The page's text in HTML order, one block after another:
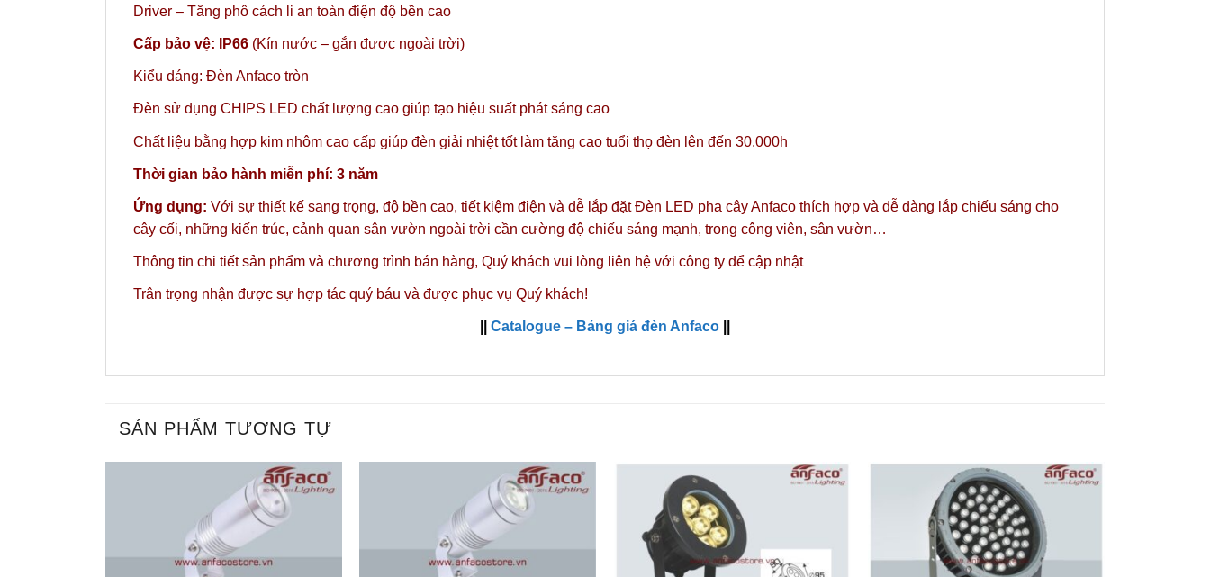
Driver – Tăng phô cách li an toàn điện độ bền cao
Cấp bảo vệ: IP66 (Kín nước – gắn được ngoài trời)
Kiểu dáng: Đèn Anfaco tròn
Đèn sử dụng CHIPS LED chất lượng cao giúp tạo hiệu suất phát sáng cao
Chất liệu bằng hợp kim nhôm cao cấp giúp đèn giải nhiệt tốt làm tăng cao tuổi thọ đèn lên đến 30.000h
Thời gian bảo hành miễn phí: 3 năm
Ứng dụng: Với sự thiết kế sang trọng, độ bền cao, tiết kiệm điện và dễ lắp đặt Đèn LED pha cây Anfaco thích hợp và dễ dàng lắp chiếu sáng cho
cây cối, những kiến trúc, cảnh quan sân vườn ngoài trời cần cường độ chiếu sáng mạnh, trong công viên, sân vườn…
Thông tin chi tiết sản phẩm và chương trình bán hàng, Quý khách vui lòng liên hệ với công ty để cập nhật
Trân trọng nhận được sự hợp tác quý báu và được phục vụ Quý khách!
Catalogue – Bảng giá đèn Anfaco
SẢN PHẨM TƯƠNG TỰ